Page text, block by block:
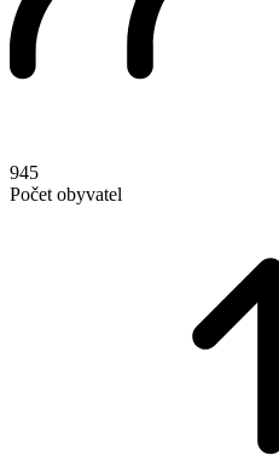
945
Počet obyvatel